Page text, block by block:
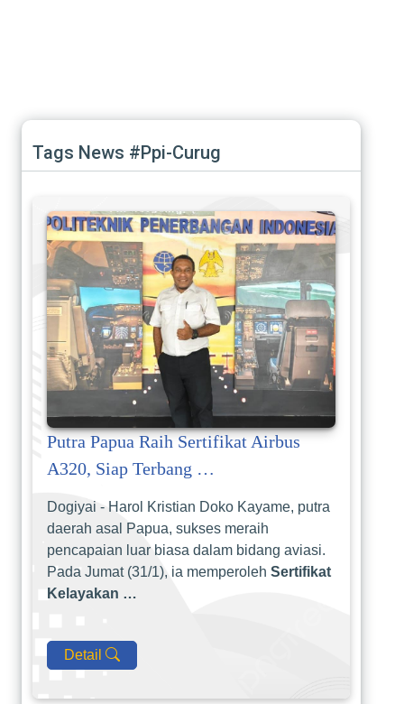
Tags News #Ppi-Curug
Putra Papua Raih Sertifikat Airbus
A320, Siap Terbang …
Dogiyai - Harol Kristian Doko Kayame, putra
daerah asal Papua, sukses meraih
pencapaian luar biasa dalam bidang aviasi.
Pada Jumat (31/1), ia memperoleh Sertifikat
Kelayakan …
Detail